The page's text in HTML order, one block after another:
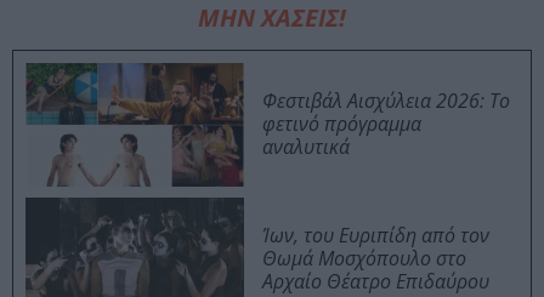
ΜΗΝ ΧΑΣΕΙΣ!
Φεστιβάλ Αισχύλεια 2026: Το
φετινό πρόγραμμα
αναλυτικά
Ίων, του Ευριπίδη από τον
Θωμά Μοσχόπουλο στο
Αρχαίο Θέατρο Επιδαύρου